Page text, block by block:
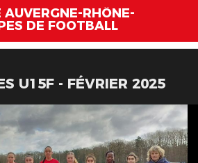
AUVERGNE-RHÔNE-
DE FOOTBALL
U15F - FÉVRIER 2025